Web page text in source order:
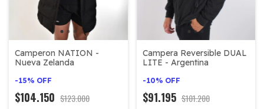
Camperon NATION -
Nueva Zelanda
-15% OFF
$104.150 $123.000
Campera Reversible DUAL
LITE - Argentina
-10% OFF
$91.195 $101.200